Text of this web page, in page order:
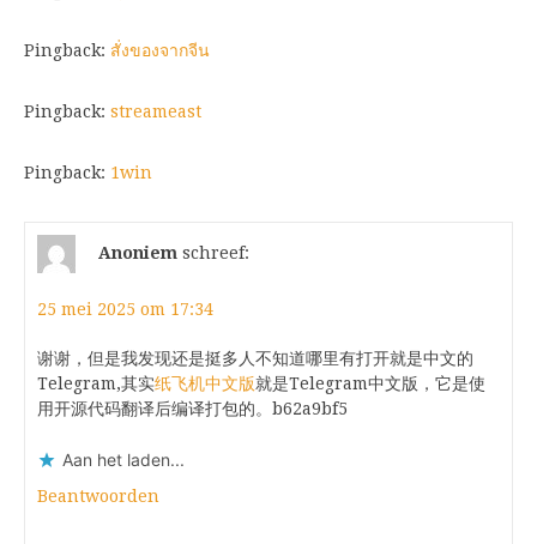
Pingback: สั่งของจากจีน
Pingback: streameast
Pingback: 1win
Anoniem schreef:
25 mei 2025 om 17:34
谢谢，但是我发现还是挺多人不知道哪里有打开就是中文的
Telegram,其实纸飞机中文版就是Telegram中文版，它是使
用开源代码翻译后编译打包的。b62a9bf5
Aan het laden...
Beantwoorden